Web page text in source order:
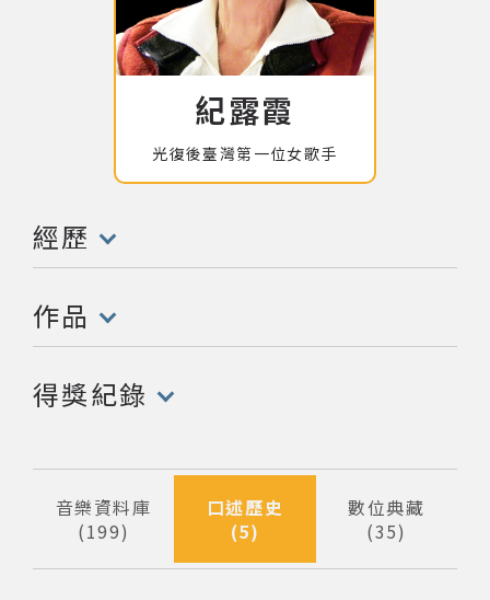
紀露霞
光復後臺灣第一位女歌手
經歷
(點擊開啟/收合以下內容)
作品
(點擊開啟/收合以下內容)
得獎紀錄
(點擊開啟/收合以下內容)
音樂資料庫
199
筆資料
口述歷史
5
數位典藏
35
專文專區
關於資料庫
音樂獎項
組織協會
曲目統計表
臺北流行音樂中心